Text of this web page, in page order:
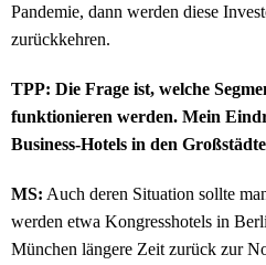
Pandemie, dann werden diese
zurückkehren.
TPP: Die Frage ist, welche
funktionieren werden. Mein
Business-Hotels in den
MS: Auch deren Situation sollte
werden etwa Kongresshotels in
München längere Zeit zurück zur